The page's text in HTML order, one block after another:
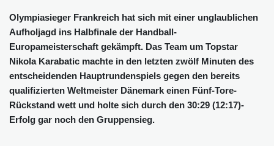
Olympiasieger Frankreich hat sich mit einer unglaublichen
Aufholjagd ins Halbfinale der Handball-
Europameisterschaft gekämpft. Das Team um Topstar
Nikola Karabatic machte in den letzten zwölf Minuten des
entscheidenden Hauptrundenspiels gegen den bereits
qualifizierten Weltmeister Dänemark einen Fünf-Tore-
Rückstand wett und holte sich durch den 30:29 (12:17)-
Erfolg gar noch den Gruppensieg.